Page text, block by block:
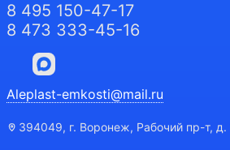
8 495 150-47-17
8 473 333-45-16
Aleplast-emkosti@mail.ru
394049, г. Воронеж, Рабочий пр-т, д.